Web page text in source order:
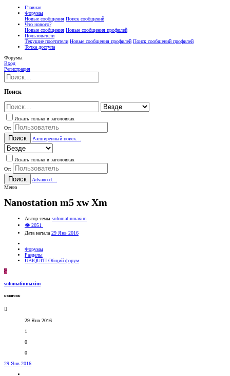
Главная
Форумы
Новые сообщения Поиск сообщений
Что нового?
Новые сообщения Новые сообщения профилей
Пользователи
Текущие посетители Новые сообщения профилей Поиск сообщений профилей
Точка доступа
Форумы
Вход
Регистрация
Поиск
Искать только в заголовках
От:
Поиск Расширенный поиск…
Искать только в заголовках
От:
Поиск
Advanced…
Меню
Nanostation m5 xw Xm
Автор темы solomatinmaxim
👁 2051
Дата начала 29 Янв 2016
Форумы
Разделы
UBIQUITI Общий форум
S
solomatinmaxim
новичок
29 Янв 2016
1
0
0
29 Янв 2016